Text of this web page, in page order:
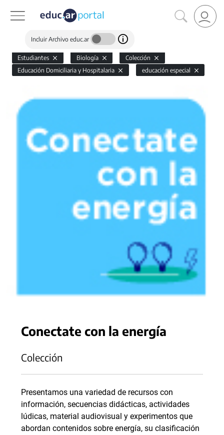
Incluir Archivo educ.ar
Estudiantes Biología
Colección
Educación Domiciliaria y Hospitalaria
educación especial
Conectate con la energía
Colección
Presentamos una variedad de recursos con
información, secuencias didácticas, actividades
lúdicas, material audiovisual y experimentos que
abordan contenidos sobre energía, su clasificación